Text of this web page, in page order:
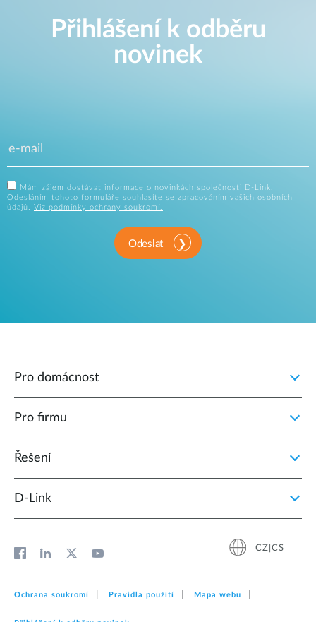
Přihlášení k odběru
novinek
Mám zájem dostávat informace o novinkách společnosti D-Link.
Odesláním tohoto formuláře souhlasíte se zpracováním vašich osobních
údajů. Viz podmínky ochrany soukromí.
Odeslat
Pro domácnost
Pro firmu
Řešení
D‑Link
CZ|CS
Ochrana soukromí Pravidla použití Mapa webu